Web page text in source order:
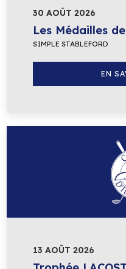
30 AOÛT 2026
Les Médailles
SIMPLE STABLEFORD
EN
13 AOÛT 2026